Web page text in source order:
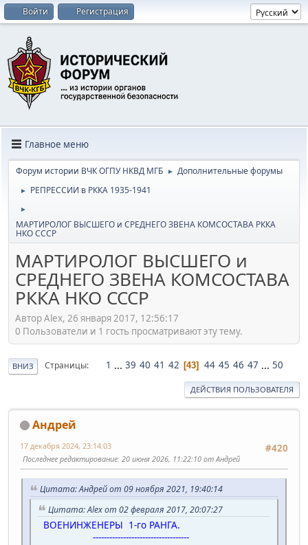
Войти Регистрация
Главное меню
Форум истории ВЧК ОГПУ НКВД МГБ ► Дополнительные форумы
► РЕПРЕССИИ в РККА 1935-1941
►
МАРТИРОЛОГ ВЫСШЕГО и СРЕДНЕГО ЗВЕНА КОМСОСТАВА РККА
НКО СССР
МАРТИРОЛОГ ВЫСШЕГО и
СРЕДНЕГО ЗВЕНА КОМСОСТАВА
РККА НКО СССР
Автор Alex, 26 января 2017, 12:56:17
0 Пользователи и 1 гость просматривают эту тему.
ВНИЗ Страницы 1 ... 39 40 41 42 43 44 45 46 47 ... 50
ДЕЙСТВИЯ ПОЛЬЗОВАТЕЛЯ
Андрей
#420
17 декабря 2024, 23:14:03
Последнее редактирование: 20 июня 2026, 11:22:10 от Андрей
Цитата: Андрей от 09 ноября 2021, 19:40:14
Цитата: Alex от 02 февраля 2017, 20:07:27
ВОЕНИНЖЕНЕРЫ 1-го РАНГА.
-----------------------------------